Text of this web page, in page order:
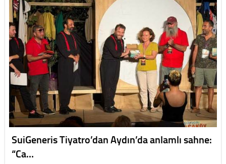
SuiGeneris Tiyatro’dan Aydın’da anlamlı sahne:
“Ca…